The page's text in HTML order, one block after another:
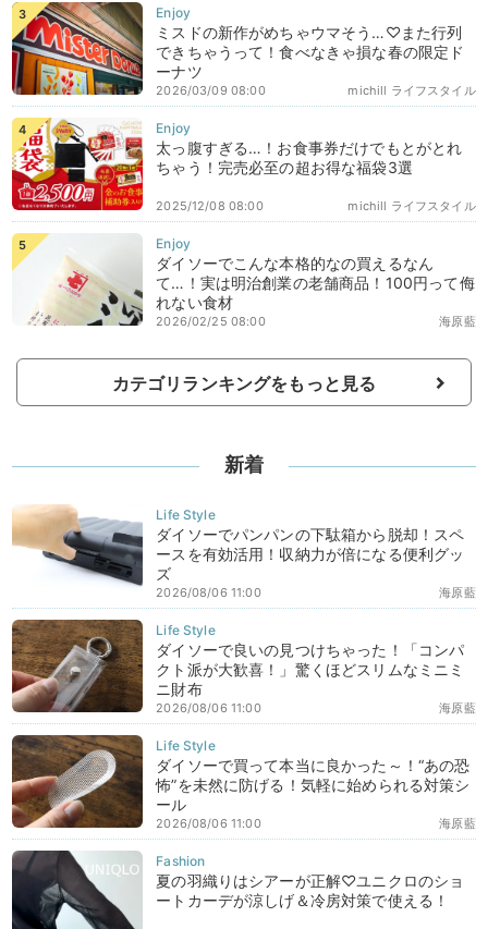
ミスドの新作がめちゃウマそう…♡また行列
できちゃうって！食べなきゃ損な春の限定ド
ーナツ
michill ライフスタイル
2026/03/09 08:00
太っ腹すぎる…！お食事券だけでもとがとれ
ちゃう！完売必至の超お得な福袋3選
michill ライフスタイル
2025/12/08 08:00
ダイソーでこんな本格的なの買えるなん
て…！実は明治創業の老舗商品！100円って侮
れない食材
海原藍
2026/02/25 08:00
カテゴリランキングをもっと見る
新着
ダイソーでパンパンの下駄箱から脱却！スペ
ースを有効活用！収納力が倍になる便利グッ
ズ
海原藍
2026/08/06 11:00
ダイソーで良いの見つけちゃった！「コンパ
クト派が大歓喜！」驚くほどスリムなミニミ
ニ財布
海原藍
2026/08/06 11:00
ダイソーで買って本当に良かった～！“あの恐
怖”を未然に防げる！気軽に始められる対策シ
ール
海原藍
2026/08/06 11:00
夏の羽織りはシアーが正解♡ユニクロのショ
ートカーデが涼しげ＆冷房対策で使える！